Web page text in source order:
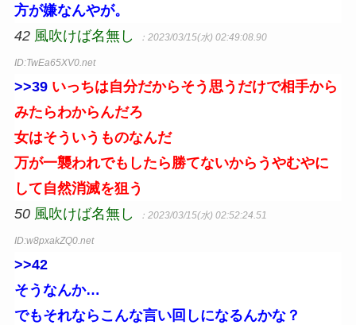
方が嫌なんやが。
42 風吹けば名無し ：2023/03/15(水) 02:49:08.90
ID:TwEa65XV0.net
>>39いっちは自分だからそう思うだけで相手から
みたらわからんだろ
女はそういうものなんだ
万が一襲われでもしたら勝てないからうやむやに
して自然消滅を狙う
50 風吹けば名無し ：2023/03/15(水) 02:52:24.51
ID:w8pxakZQ0.net
>>42
そうなんか…
でもそれならこんな言い回しになるんかな？